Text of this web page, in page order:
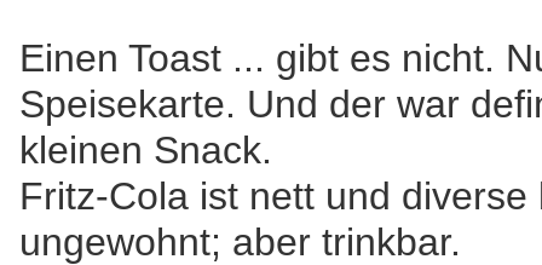
Einen Toast ... gibt es nicht.
Speisekarte. Und der war
kleinen Snack.
Fritz-Cola ist nett und
ungewohnt; aber trinkbar.